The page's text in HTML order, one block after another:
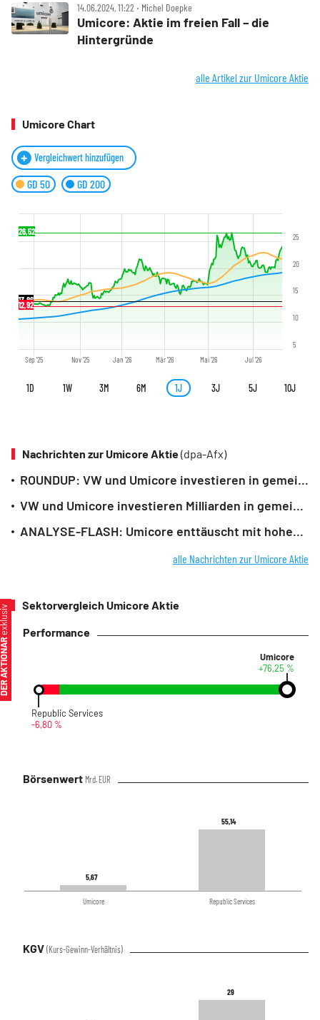
14.06.2024, 11:22 ‧ Michel Doepke
Umicore: Aktie im freien Fall – die
Hintergründe
alle Artikel zur Umicore Aktie
Umicore Chart
Vergleichwert hinzufügen
GD 50 GD 200
Sep '25 Nov '25 Jan '26 Mär '26 Mai '26 Jul '26
5
10
15
20
25
13,86
12,92
26,52
1D 1W 3M 6M 1J 3J 5J 10J
Nachrichten zur Umicore Aktie(dpa-Afx)
ROUNDUP: VW und Umicore investieren in gemeinsame Batteriematerialienfirma
VW und Umicore investieren Milliarden in gemeinsame Batteriematerialienfirma
ANALYSE-FLASH: Umicore enttäuscht mit hohen Investitionen - JPMorgan
alle Nachrichten zur Umicore Aktie
Sektorvergleich Umicore Aktie
Performance
Republic Services
-6,80 %
Umicore
+76,25 %
Börsenwert Mrd. EUR
5,67
5,67
55,14
55,14
Umicore Republic Services
KGV (Kurs-Gewinn-Verhältnis)
29
29